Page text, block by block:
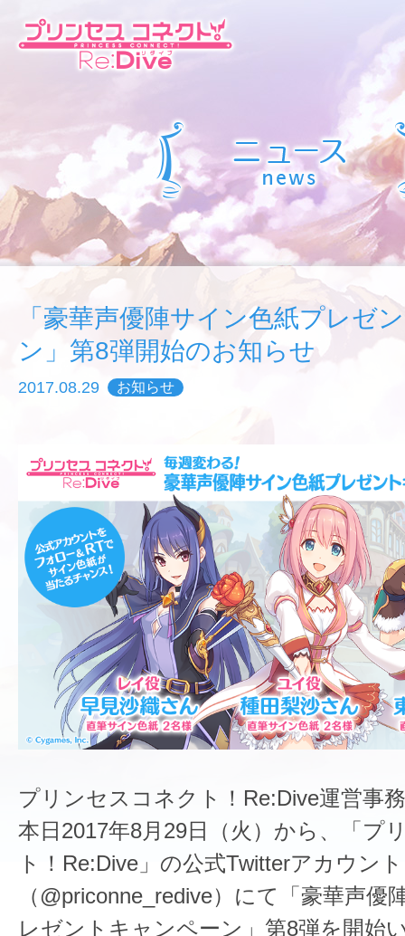
「豪華声優陣サイン色紙プレゼ
ン」第8弾開始のお知らせ
2017.08.29 お知らせ
プリンセスコネクト！Re:Dive運営事
本日2017年8月29日（火）から、「プ
ト！Re:Dive」の公式Twitterアカウント
（@priconne_redive）にて「豪華声優
レゼントキャンペーン」第8弾を開始